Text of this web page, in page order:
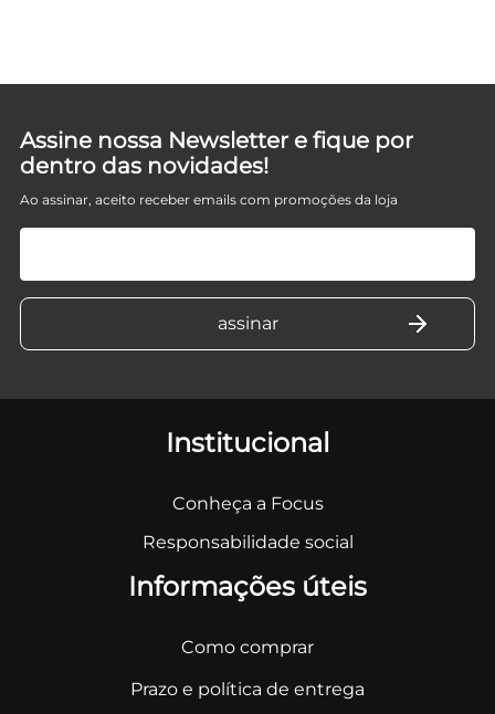
Assine nossa Newsletter e fique por
dentro das novidades!
Ao assinar, aceito receber emails com promoções da loja
Institucional
Conheça a Focus
Responsabilidade social
Informações úteis
Como comprar
Prazo e política de entrega